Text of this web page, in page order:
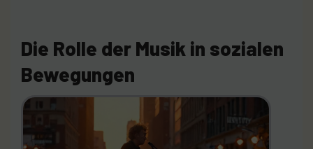
Die Rolle der Musik in sozialen
Bewegungen